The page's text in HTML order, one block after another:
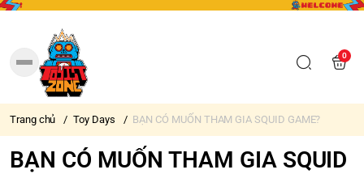
0
Trang chủ / Toy Days / BẠN CÓ MUỐN THAM GIA SQUID GAME?
BẠN CÓ MUỐN THAM GIA SQUID